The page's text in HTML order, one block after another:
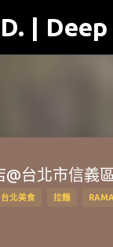
|
台北市信義
台北美食 拉麵